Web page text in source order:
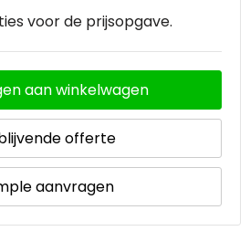
voor de prijsopgave.
aan winkelwagen
offerte
aanvragen